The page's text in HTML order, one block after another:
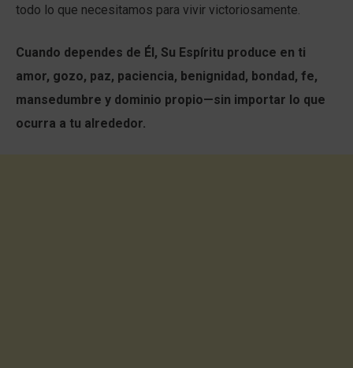
todo lo que necesitamos para vivir victoriosamente.
Cuando dependes de Él, Su Espíritu produce en ti
amor, gozo, paz, paciencia, benignidad, bondad, fe,
mansedumbre y dominio propio—sin importar lo que
ocurra a tu alrededor.